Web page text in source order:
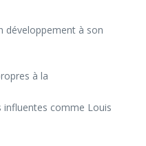
développement à son
à la
influentes comme Louis